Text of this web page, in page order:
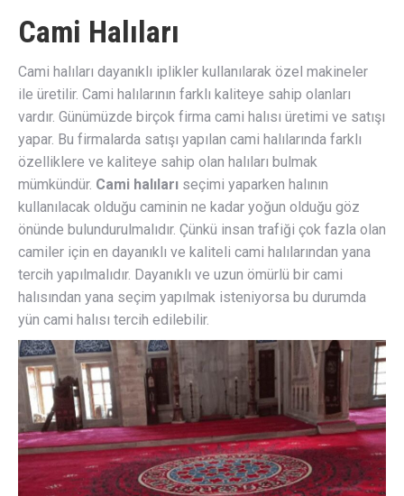
Cami Halıları
Cami halıları dayanıklı iplikler kullanılarak özel makineler
ile üretilir. Cami halılarının farklı kaliteye sahip olanları
vardır. Günümüzde birçok firma cami halısı üretimi ve satışı
yapar. Bu firmalarda satışı yapılan cami halılarında farklı
özelliklere ve kaliteye sahip olan halıları bulmak
mümkündür. Cami halıları seçimi yaparken halının
kullanılacak olduğu caminin ne kadar yoğun olduğu göz
önünde bulundurulmalıdır. Çünkü insan trafiği çok fazla olan
camiler için en dayanıklı ve kaliteli cami halılarından yana
tercih yapılmalıdır. Dayanıklı ve uzun ömürlü bir cami
halısından yana seçim yapılmak isteniyorsa bu durumda
yün cami halısı tercih edilebilir.